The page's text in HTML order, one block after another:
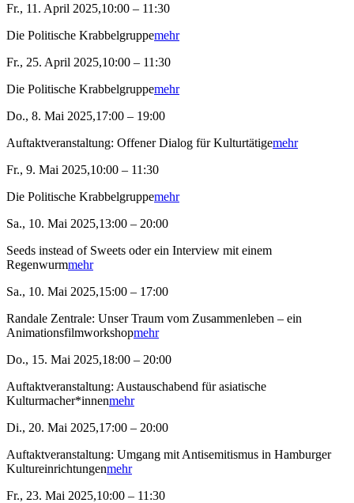
Fr., 11. April 2025,10:00 – 11:30
Die Politische Krabbelgruppemehr
Fr., 25. April 2025,10:00 – 11:30
Die Politische Krabbelgruppemehr
Do., 8. Mai 2025,17:00 – 19:00
Auftaktveranstaltung: Offener Dialog für Kulturtätigemehr
Fr., 9. Mai 2025,10:00 – 11:30
Die Politische Krabbelgruppemehr
Sa., 10. Mai 2025,13:00 – 20:00
Seeds instead of Sweets oder ein Interview mit einem
Regenwurmmehr
Sa., 10. Mai 2025,15:00 – 17:00
Randale Zentrale: Unser Traum vom Zusammenleben – ein
Animationsfilmworkshopmehr
Do., 15. Mai 2025,18:00 – 20:00
Auftaktveranstaltung: Austauschabend für asiatische
Kulturmacher*innenmehr
Di., 20. Mai 2025,17:00 – 20:00
Auftaktveranstaltung: Umgang mit Antisemitismus in Hamburger
Kultureinrichtungenmehr
Fr., 23. Mai 2025,10:00 – 11:30